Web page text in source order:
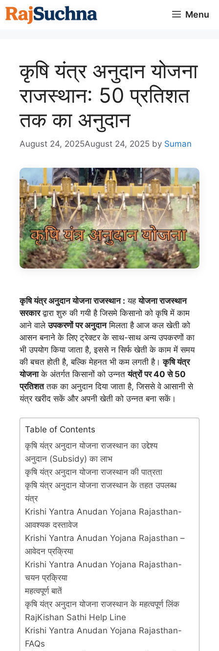
Skip
to
Menu
कृषि यंत्र अनुदान योजना
राजस्थान: 50 प्रतिशत
तक का अनुदान
August 24, 2025August 24, 2025 by Suman
कृषि यंत्र अनुदान योजना राजस्थान : यहयोजना राजस्थान
सरकारद्वारा शुरु की गयी है जिसमे किसानो को कृषि में काम
आने वालेउपकरणों पर अनुदानमिलता है आज कल खेती को
आसन बनाने के लिए ट्रेक्टर के साथ-साथ अन्य उपकरणों का
भी उपयोग किया जाता है, इससे न सिर्फ खेती के काम में समय
की बचत होती है, बल्कि मेहनत भी कम लगती है।कृषि यंत्र
योजनाके अंतर्गत किसानों को उन्नतयंत्रों पर 40 से 50
प्रतिशततक का अनुदान दिया जाता है, जिससे वे आसानी से
यंत्र खरीद सकें और अपनी खेती को उन्नत बना सकें।
Table of Contents
कृषि यंत्र अनुदान योजना राजस्थान का उद्देश्य
अनुदान (Subsidy) का लाभ
कृषि यंत्र अनुदान योजना राजस्थान की पात्रता
कृषि यंत्र अनुदान योजना राजस्थान के तहत उपलब्ध
यंत्र
Krishi Yantra Anudan Yojana Rajasthan-
आवश्यक दस्तावेज
Krishi Yantra Anudan Yojana Rajasthan –
आवेदन प्रक्रिया
Krishi Yantra Anudan Yojana Rajasthan-
चयन प्रक्रिया
महत्वपूर्ण बातें
कृषि यंत्र अनुदान योजना राजस्थान के महत्वपूर्ण लिंक
RajKishan Sathi Help Line
Krishi Yantra Anudan Yojana Rajasthan-
FAQs